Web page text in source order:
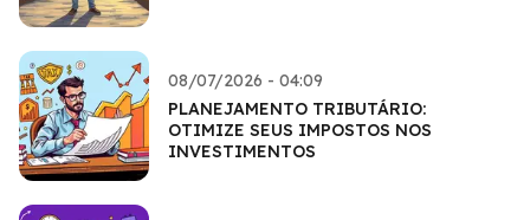
08/07/2026 - 04:09
PLANEJAMENTO TRIBUTÁRIO:
OTIMIZE SEUS IMPOSTOS NOS
INVESTIMENTOS